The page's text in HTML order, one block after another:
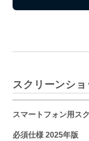
スクリーンシ
スマートフォン用ス
必須仕様 2025年版